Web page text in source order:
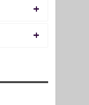
+
+